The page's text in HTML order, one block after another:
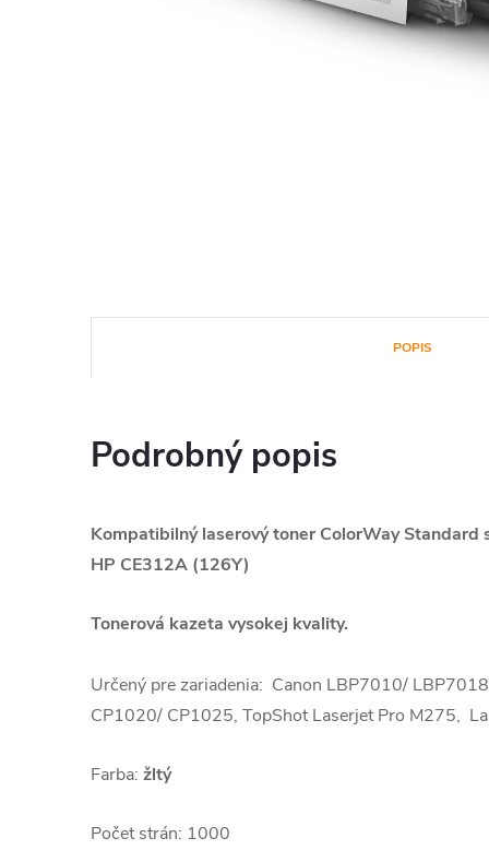
POPIS
Podrobný popis
Kompatibilný laserový toner ColorWay Standard
HP CE312A (126Y)
Tonerová kazeta vysokej kvality.
Určený pre zariadenia: Canon LBP7010/
CP1020/ CP1025, TopShot Laserjet Pro M275,
Farba: žltý
Počet strán: 1000